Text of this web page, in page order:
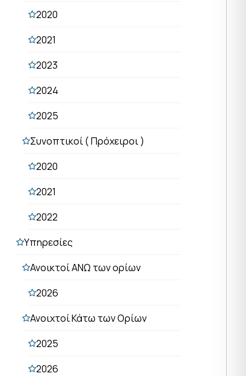
2020
2021
2023
2024
2025
Συνοπτικοί ( Πρόχειροι )
2020
2021
2022
Υπηρεσίες
Ανοικτοί ΑΝΩ των ορίων
2026
Ανοιχτοί Κάτω των Ορίων
2025
2026